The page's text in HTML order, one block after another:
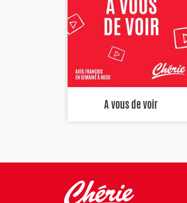
A vous de voir